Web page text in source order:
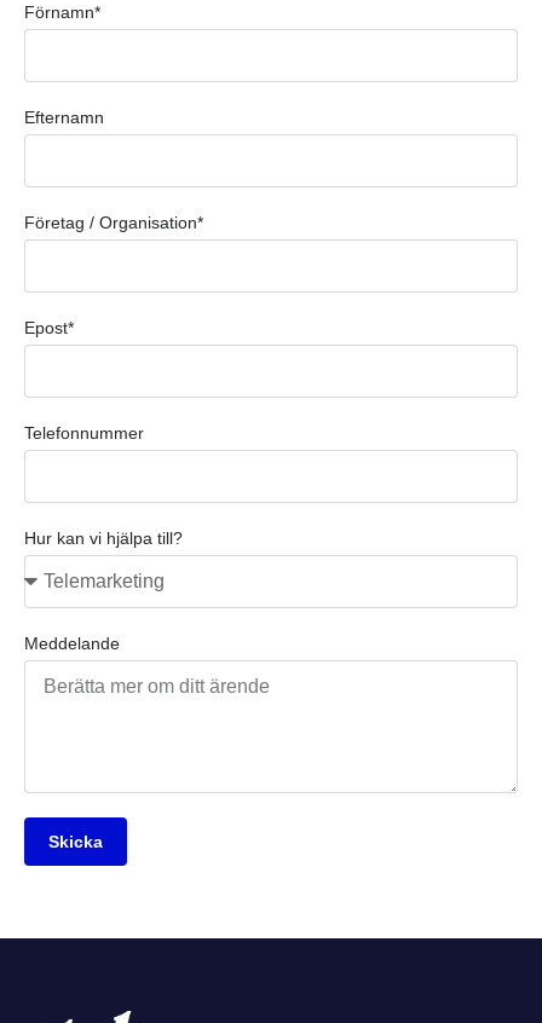
Förnamn*
Efternamn
Företag / Organisation*
Epost*
Telefonnummer
Hur kan vi hjälpa till?
Meddelande
Skicka